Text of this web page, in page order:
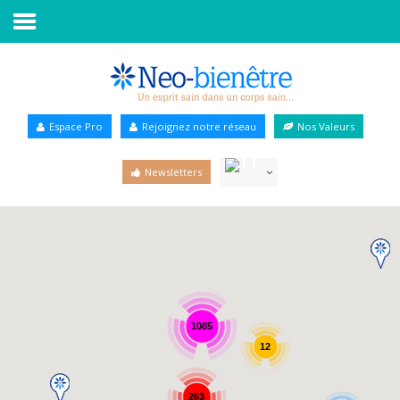
Annuaire Bien-être
Espace Pro Rejoignez notre réseau Nos Valeurs
Newsletters
1085
263
12